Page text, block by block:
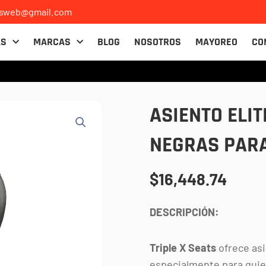
MARCAS BLOG NOSOTROS MAYOREO
ASIENTO
NEGRAS
$16,448.74
DESCRIPCIÓN:
Triple X Seats ofrece